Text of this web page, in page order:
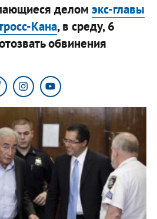
делом экс-главы
Кана, в среду, 6
обвинения